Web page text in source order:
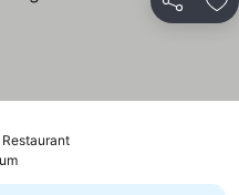
Teilen
Preise sehen